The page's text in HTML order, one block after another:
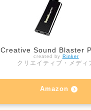
Creative Sound Blaster
created by Rinker
クリエイティブ・メディ
Amazon